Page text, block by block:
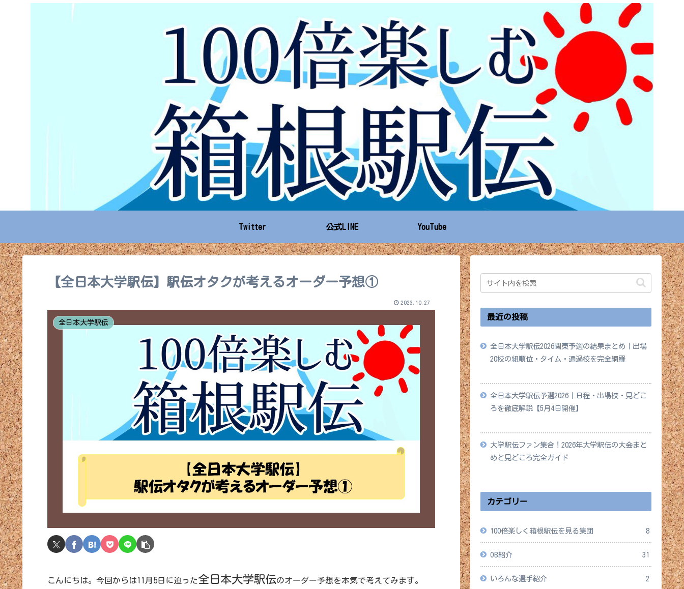
Twitter 公式LINE YouTube
【全日本大学駅伝】駅伝オタクが考えるオーダー予想①
2023.10.27
全日本大学駅伝
こんにちは。今回からは11月5日に迫った全日本大学駅伝のオーダー予想を本気で考えてみます。
最近の投稿
全日本大学駅伝2026関東予選の結果まとめ｜出場
20校の組順位・タイム・通過校を完全網羅
全日本大学駅伝予選2026｜日程・出場校・見どこ
ろを徹底解説【5月4日開催】
大学駅伝ファン集合！2026年大学駅伝の大会まと
めと見どころ完全ガイド
カテゴリー
100倍楽しく箱根駅伝を見る集団 8
OB紹介 31
いろんな選手紹介 2